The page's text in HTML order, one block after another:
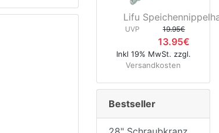
Lifu
UVP 19.95€
13.95€
Inkl 19% MwSt. zzgl.
Versandkosten
Bestseller